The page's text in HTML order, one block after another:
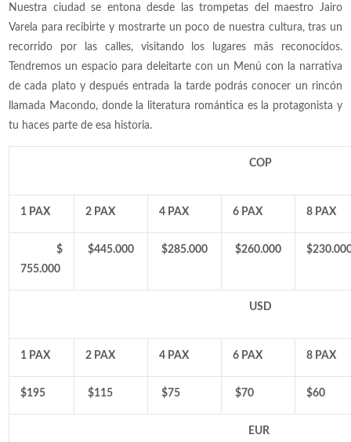
Nuestra ciudad se entona desde las trompetas del maestro Jairo
Varela para recibirte y mostrarte un poco de nuestra cultura, tras un
recorrido por las calles, visitando los lugares más reconocidos.
Tendremos un espacio para deleitarte con un Menú con la narrativa
de cada plato y después entrada la tarde podrás conocer un rincón
llamada Macondo, donde la literatura romántica es la protagonista y
tu haces parte de esa historia.
COP
1 PAX 2 PAX 4 PAX 6 PAX 8 PAX
$
755.000
$445.000 $285.000 $260.000 $
USD
1 PAX 2 PAX 4 PAX 6 PAX 8 PAX
$195 $115 $75 $70 $60
EUR